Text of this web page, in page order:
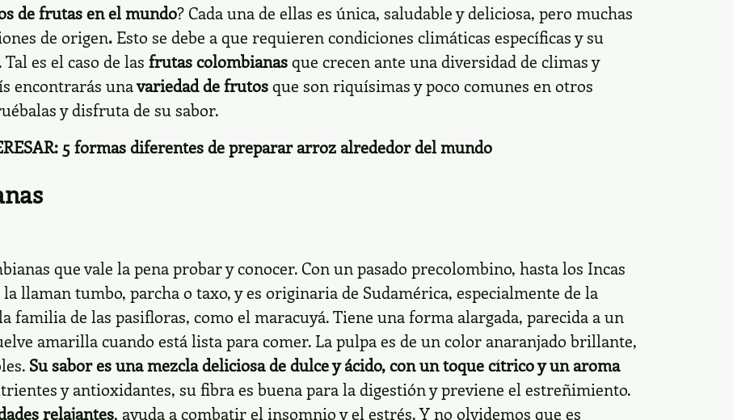
de frutas en el mundo? Cada una de ellas es única, saludable y deliciosa, pero muchas
de origen. Esto se debe a que requieren condiciones climáticas específicas y su
es el caso de las frutas colombianasque crecen ante una diversidad de climas y
encontrarás unavariedad de frutosque son riquísimas y poco comunes en otros
y disfruta de su sabor.
5 formas diferentes de preparar arroz alrededor del mundo
que vale la pena probar y conocer. Con un pasado precolombino, hasta los Incas
llaman tumbo, parcha o taxo, y es originaria de Sudamérica, especialmente de la
familia de las pasifloras, como el maracuyá. Tiene una forma alargada, parecida a un
amarilla cuando está lista para comer. La pulpa es de un color anaranjado brillante,
Su sabor es una mezcla deliciosa de dulce y ácido, con un toque cítrico y un aroma
y antioxidantes, su fibra es buena para la digestión y previene el estreñimiento.
relajantes, ayuda a combatir el insomnio y el estrés. Y no olvidemos que es